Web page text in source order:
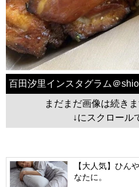
百田汐里インスタグラム＠
まだまだ画像は続き
↓にスクロール
【大人気】ひん
なたに。